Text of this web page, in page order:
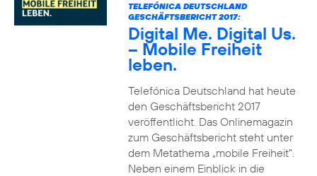
TELEFÓNICA DEUTSCHLAND
GESCHÄFTSBERICHT 2017:
Digital Me. Digital Us.
– Mobile Freiheit
leben.
Telefónica Deutschland hat heute
den Geschäftsbericht 2017
veröffentlicht. Das Onlinemagazin
zum Geschäftsbericht steht unter
dem Metathema „mobile Freiheit“.
Neben einem Einblick in die